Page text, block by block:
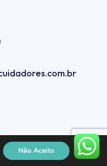
Não Aceito